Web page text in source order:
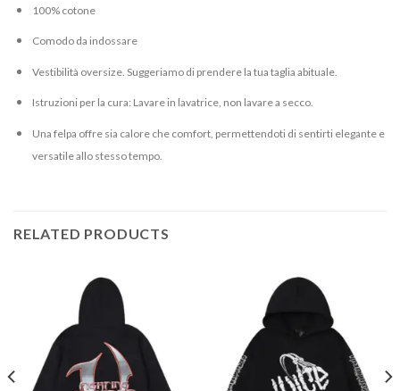
100% cotone
Comodo da indossare
Vestibilità oversize. Suggeriamo di prendere la tua taglia abituale.
Istruzioni per la cura: Lavare in lavatrice, non lavare a secco.
Una felpa offre sia calore che comfort, permettendoti di sentirti elegante e
versatile allo stesso tempo.
RELATED PRODUCTS